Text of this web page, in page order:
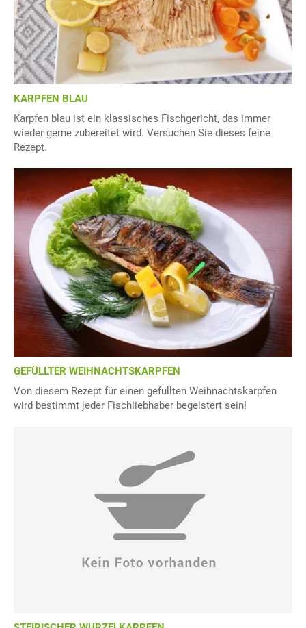
KARPFEN BLAU
Karpfen blau ist ein klassisches Fischgericht, das immer
wieder gerne zubereitet wird. Versuchen Sie dieses feine
Rezept.
GEFÜLLTER WEIHNACHTSKARPFEN
Von diesem Rezept für einen gefüllten Weihnachtskarpfen
wird bestimmt jeder Fischliebhaber begeistert sein!